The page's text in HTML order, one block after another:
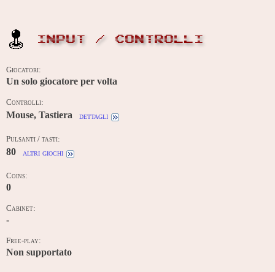
INPUT / CONTROLLI
Giocatori:
Un solo giocatore per volta
Controlli:
Mouse, Tastiera dettagli
Pulsanti / tasti:
80 altri giochi
Coins:
0
Cabinet:
-
Free-play:
Non supportato